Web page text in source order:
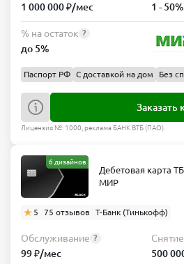
1 000 000 ₽/мес 1 - 50%
% на остаток ?
до 5%
Паспорт РФ С доставкой на дом Без
Заказать
Лицензия №: 1000, реклама БАНК ВТБ (ПАО).
6 дизайнов
Дебетовая карта
МИР
5 75 отзывов Т-Банк (Тинькофф)
Обслуживание ?
99 ₽/мес 500